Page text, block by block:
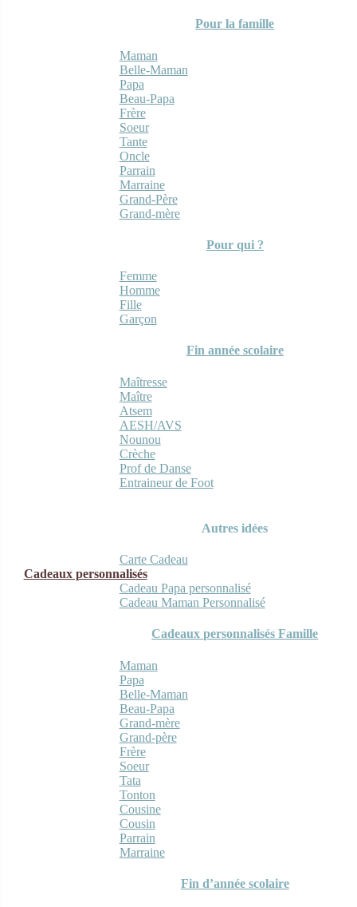
Pour la famille
Maman
Belle-Maman
Papa
Beau-Papa
Frère
Soeur
Tante
Oncle
Parrain
Marraine
Grand-Père
Grand-mère
Pour qui ?
Femme
Homme
Fille
Garçon
Fin année scolaire
Maîtresse
Maître
Atsem
AESH/AVS
Nounou
Crèche
Prof de Danse
Entraineur de Foot
Autres idées
Carte Cadeau
Cadeaux personnalisés
Cadeau Papa personnalisé
Cadeau Maman Personnalisé
Cadeaux personnalisés Famille
Maman
Papa
Belle-Maman
Beau-Papa
Grand-mère
Grand-père
Frère
Soeur
Tata
Tonton
Cousine
Cousin
Parrain
Marraine
Fin d’année scolaire